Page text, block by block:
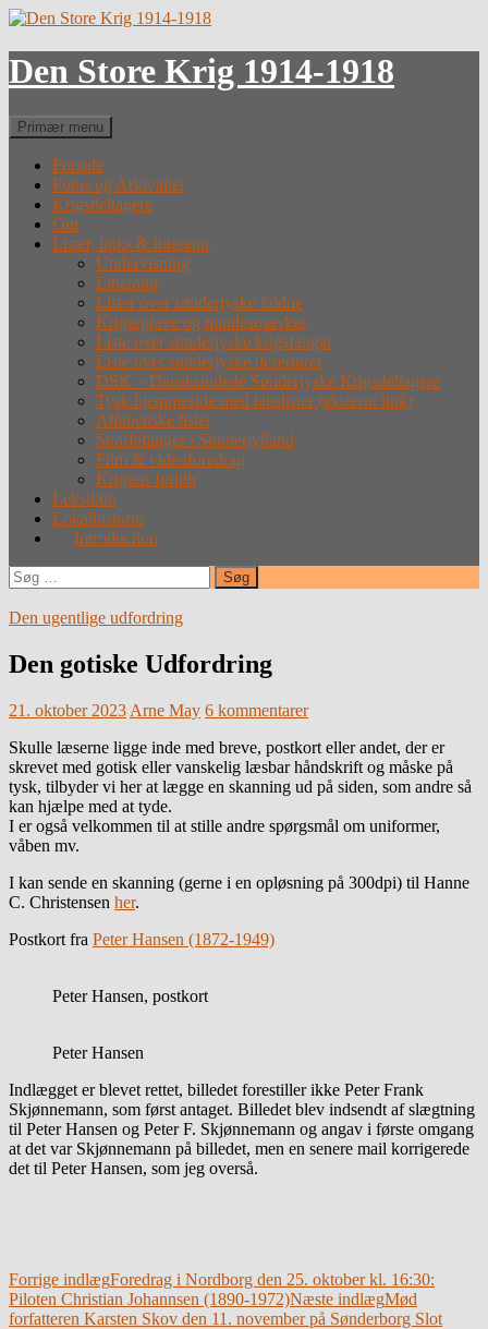
Hop
indhold
Den Store Krig 1914-1918
Søg
Primær menu
Forside
Fotos og Arkivalier
Krigsdeltagere
Om
Lister, links & litteratur
Undervisning
Litteratur
Lister over sønderjyske faldne
Krigergrave og mindesmærker
Liste over sønderjyske krigsfanger
Liste over sønderjyske desertører
DSK – Dansksindede Sønderjyske Krigsdeltagere
Tysk hjemmeside med tabslister (eksternt link)
Alfabetiske lister
Straffefanger i Sønderjylland
Film & videoforedrag
Krigens forløb
Leksikon
Lokalhistorie
Introduction
Søg
efter:
Den ugentlige udfordring
Den gotiske Udfordring
21. oktober 2023 Arne May 6 kommentarer
Skulle læserne ligge inde med breve, postkort eller andet, der er
skrevet med gotisk eller vanskelig læsbar håndskrift og måske på
tysk, tilbyder vi her at lægge en skanning ud på siden, som andre så
kan hjælpe med at tyde.
I er også velkommen til at stille andre spørgsmål om uniformer,
våben mv.
I kan sende en skanning (gerne i en opløsning på 300dpi) til Hanne
C. Christensen her.
Postkort fra Peter Hansen (1872-1949)
Peter Hansen, postkort
Peter Hansen
Indlægget er blevet rettet, billedet forestiller ikke Peter Frank
Skjønnemann, som først antaget. Billedet blev indsendt af slægtning
til Peter Hansen og Peter F. Skjønnemann og angav i første omgang
at det var Skjønnemann på billedet, men en senere mail korrigerede
det til Peter Hansen, som jeg overså.
Indlægsnavigation
Forrige indlægForedrag i Nordborg den 25. oktober kl. 16:30:
Piloten Christian Johannsen (1890-1972)Næste indlægMød
forfatteren Karsten Skov den 11. november på Sønderborg Slot